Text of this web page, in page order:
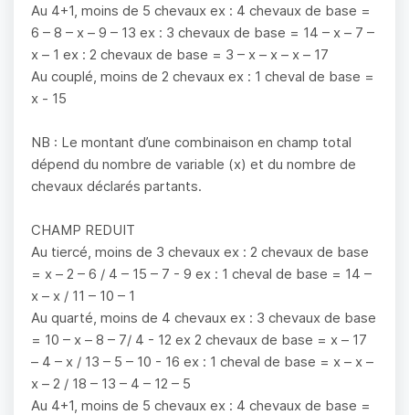
Au 4+1, moins de 5 chevaux ex : 4 chevaux de base =
6 – 8 – x – 9 – 13 ex : 3 chevaux de base = 14 – x – 7 –
x – 1 ex : 2 chevaux de base = 3 – x – x – x – 17
Au couplé, moins de 2 chevaux ex : 1 cheval de base =
x - 15
NB : Le montant d’une combinaison en champ total
dépend du nombre de variable (x) et du nombre de
chevaux déclarés partants.
CHAMP REDUIT
Au tiercé, moins de 3 chevaux ex : 2 chevaux de base
= x – 2 – 6 / 4 – 15 – 7 - 9 ex : 1 cheval de base = 14 –
x – x / 11 – 10 – 1
Au quarté, moins de 4 chevaux ex : 3 chevaux de base
= 10 – x – 8 – 7/ 4 - 12 ex 2 chevaux de base = x – 17
– 4 – x / 13 – 5 – 10 - 16 ex : 1 cheval de base = x – x –
x – 2 / 18 – 13 – 4 – 12 – 5
Au 4+1, moins de 5 chevaux ex : 4 chevaux de base =